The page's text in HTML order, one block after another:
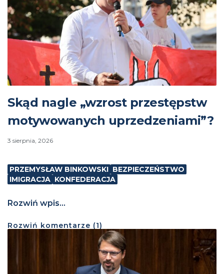
Skąd nagle „wzrost przestępstw
motywowanych uprzedzeniami”?
3 sierpnia, 2026
PRZEMYSŁAW BINKOWSKI BEZPIECZEŃSTWO
IMIGRACJA KONFEDERACJA
Rozwiń wpis...
Rozwiń komentarze (1)